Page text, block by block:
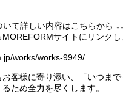
いて詳しい内容はこちらから
MOREFORMサイトにリンクし
works/works-9949/
客様に寄り添い、「いつま
ため全力を尽くします。